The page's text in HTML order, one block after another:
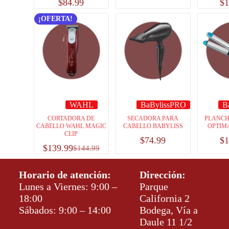
$84.99 $
¡OFERTA!
WAHL
CORTADORA DE
CABELLO WAHL MAGIC
CLIP
$144.99
$139.99
BaBylissPRO
SECADORA PARA
CABELLO BABYLISS
$74.99 $
Horario de atención:
Lunes a Viernes: 9:00 –
18:00
Sábados: 9:00 – 14:00
Dirección:
Parque
California 2
Bodega, Vía a
Daule 11 1/2